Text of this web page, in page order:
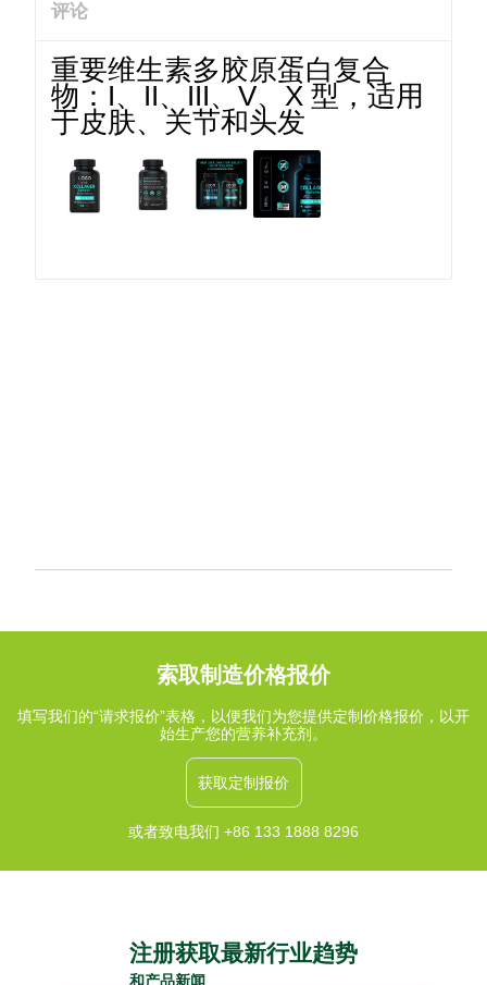
评论
重要维生素多胶原蛋白复合
物：I、II、III、V、X 型，适用
于皮肤、关节和头发
索取制造价格报价
填写我们的“请求报价”表格，以便我们为您提供定制价格报价，以开
始生产您的营养补充剂。
获取定制报价
或者致电我们 +86 133 1888 8296
注册获取最新行业趋势
和产品新闻